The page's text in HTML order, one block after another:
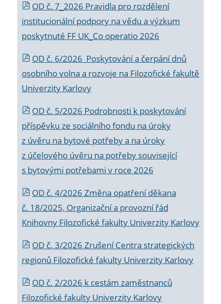
OD č. 7_2026 Pravidla pro rozdělení
institucionální podpory na vědu a výzkum
poskytnuté FF UK_Co operatio 2026
OD č. 6/2026 Poskytování a čerpání dnů
osobního volna a rozvoje na Filozofické fakultě
Univerzity Karlovy
OD č. 5/2026 Podrobnosti k poskytování
příspěvku ze sociálního fondu na úroky
z úvěru na bytové potřeby a na úroky
z účelového úvěru na potřeby související
s bytovými potřebami v roce 2026
OD č. 4/2026 Změna opatření děkana
č. 18/2025, Organizační a provozní řád
Knihovny Filozofické fakulty Univerzity Karlovy
OD č. 3/2026 Zrušení Centra strategických
regionů Filozofické fakulty Univerzity Karlovy
OD č. 2/2026 k cestám zaměstnanců
Filozofické fakulty Univerzity Karlovy